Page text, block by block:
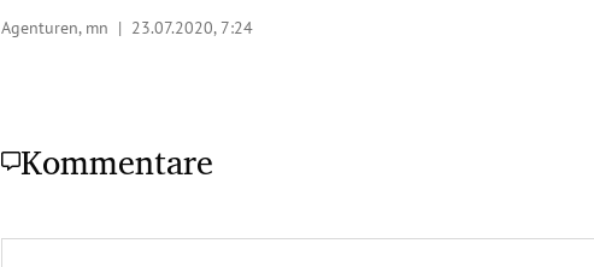
Agenturen, mn | 23.07.2020, 7:24
Kommentare